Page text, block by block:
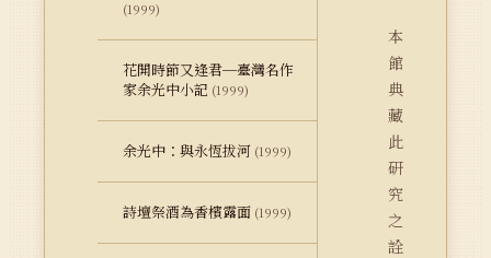
(1999)
花開時節又逢君─臺灣名作
家余光中小記 (1999)
余光中：與永恆拔河 (1999)
詩壇祭酒為香檳露面 (1999)
本
館
典
藏
此
研
究
之
詮